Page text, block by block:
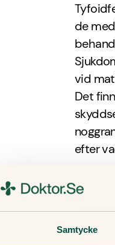
Samtycke
de
vid
Det
efter
Hur
av ett